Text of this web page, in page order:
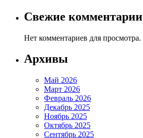
Свежие комментарии
Нет комментариев для просмотра.
Архивы
Май 2026
Март 2026
Февраль 2026
Декабрь 2025
Ноябрь 2025
Октябрь 2025
Сентябрь 2025